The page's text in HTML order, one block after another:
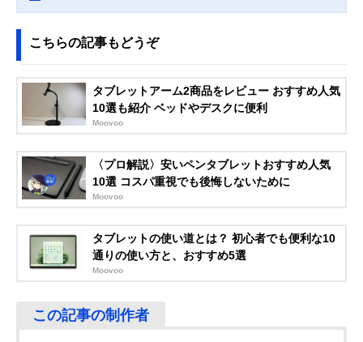
Amazonで見る
ド EEX-TABS08
2nd Gen
ら選べる
Amazonで見る
エレコム
ットスタンド
TBWDSZARMBE
DBK
寝ながらタブレッ
ポールマウントス
タンド タブレット
BMA-100TB
スタンド
(ELECOM)
タブレット用スタ
こちらの記事もどうぞ
タブレットアーム2商品をレビュー おすすめ人気
10選も紹介 ベッドやデスクに便利
Moovoo
〈プロ解説〉安いペンタブレットおすすめ人気
10選 コスパ重視でも後悔しないために
Moovoo
タブレットの使い道とは？ 初心者でも便利な10
通りの使い方と、おすすめ5選
Moovoo